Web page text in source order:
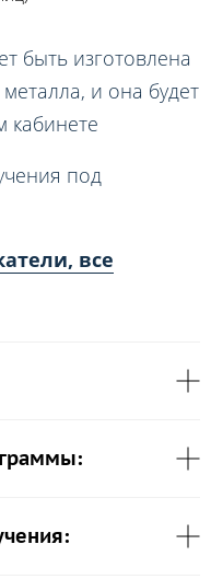
быть изготовлена
и она будет
кабинете
под
все